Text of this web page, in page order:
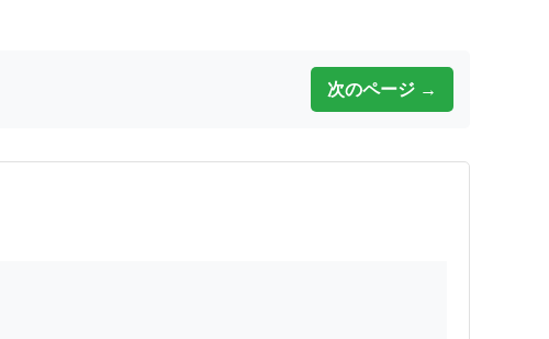
次のページ →